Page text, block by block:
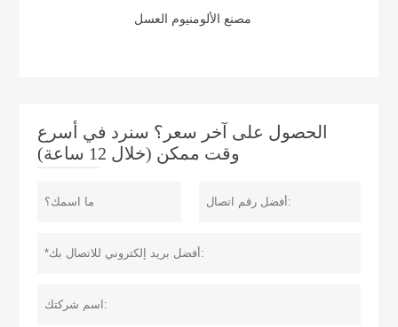
مصنع الألومنيوم العسل
الحصول على آخر سعر؟ سنرد في أسرع
وقت ممكن (خلال 12 ساعة)